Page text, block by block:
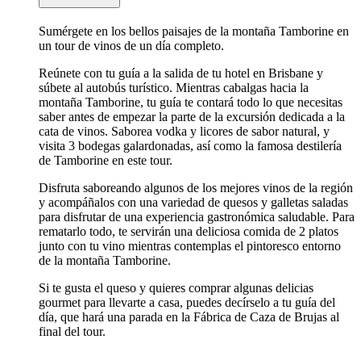
Sumérgete en los bellos paisajes de la montaña Tamborine en
un tour de vinos de un día completo.
Reúnete con tu guía a la salida de tu hotel en Brisbane y
súbete al autobús turístico. Mientras cabalgas hacia la
montaña Tamborine, tu guía te contará todo lo que necesitas
saber antes de empezar la parte de la excursión dedicada a la
cata de vinos. Saborea vodka y licores de sabor natural, y
visita 3 bodegas galardonadas, así como la famosa destilería
de Tamborine en este tour.
Disfruta saboreando algunos de los mejores vinos de la región
y acompáñalos con una variedad de quesos y galletas saladas
para disfrutar de una experiencia gastronómica saludable. Para
rematarlo todo, te servirán una deliciosa comida de 2 platos
junto con tu vino mientras contemplas el pintoresco entorno
de la montaña Tamborine.
Si te gusta el queso y quieres comprar algunas delicias
gourmet para llevarte a casa, puedes decírselo a tu guía del
día, que hará una parada en la Fábrica de Caza de Brujas al
final del tour.